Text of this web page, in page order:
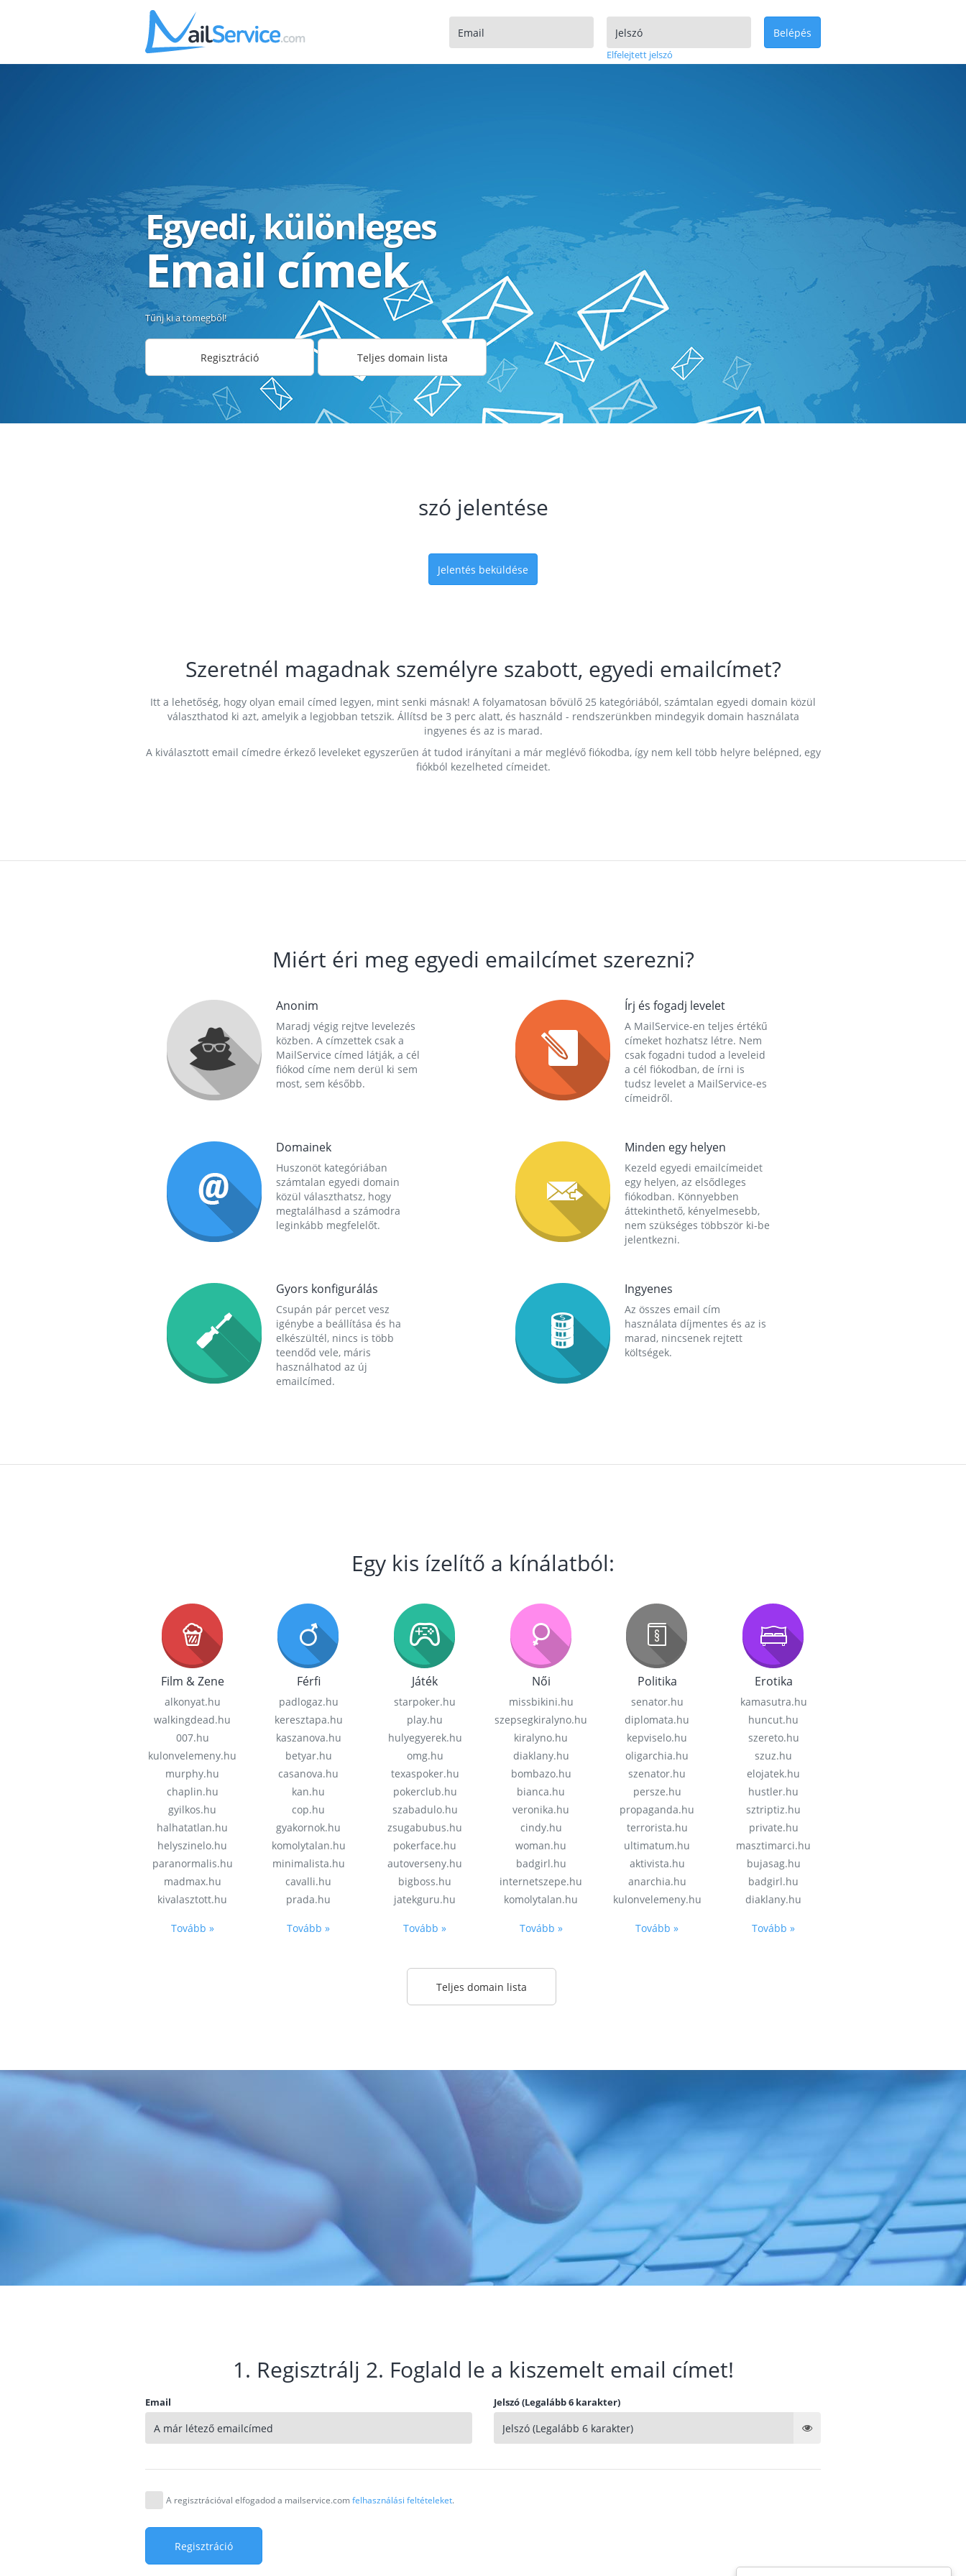
Elfelejtett jelszó
Belépés
Egyedi, különleges
Email címek
Tűnj ki a tömegből!
Regisztráció Teljes domain lista
szó jelentése
Jelentés beküldése
Szeretnél magadnak személyre szabott, egyedi emailcímet?
Itt a lehetőség, hogy olyan email címed legyen, mint senki másnak! A folyamatosan bővülő 25 kategóriából, számtalan egyedi domain közül
választhatod ki azt, amelyik a legjobban tetszik. Állítsd be 3 perc alatt, és használd - rendszerünkben mindegyik domain használata
ingyenes és az is marad.
A kiválasztott email címedre érkező leveleket egyszerűen át tudod irányítani a már meglévő fiókodba, így nem kell több helyre belépned, egy
fiókból kezelheted címeidet.
Miért éri meg egyedi emailcímet szerezni?
Anonim
Maradj végig rejtve levelezés
közben. A címzettek csak a
MailService címed látják, a cél
fiókod címe nem derül ki sem
most, sem később.
Írj és fogadj levelet
A MailService-en teljes értékű
címeket hozhatsz létre. Nem
csak fogadni tudod a leveleid
a cél fiókodban, de írni is
tudsz levelet a MailService-es
címeidről.
Domainek
Huszonöt kategóriában
számtalan egyedi domain
közül választhatsz, hogy
megtalálhasd a számodra
leginkább megfelelőt.
Minden egy helyen
Kezeld egyedi emailcímeidet
egy helyen, az elsődleges
fiókodban. Könnyebben
áttekinthető, kényelmesebb,
nem szükséges többször ki-be
jelentkezni.
Gyors konfigurálás
Csupán pár percet vesz
igénybe a beállítása és ha
elkészültél, nincs is több
teendőd vele, máris
használhatod az új
emailcímed.
Ingyenes
Az összes email cím
használata díjmentes és az is
marad, nincsenek rejtett
költségek.
Egy kis ízelítő a kínálatból:
Film & Zene
alkonyat.hu
walkingdead.hu
007.hu
kulonvelemeny.hu
murphy.hu
chaplin.hu
gyilkos.hu
halhatatlan.hu
helyszinelo.hu
paranormalis.hu
madmax.hu
kivalasztott.hu
Tovább »
Férfi
padlogaz.hu
keresztapa.hu
kaszanova.hu
betyar.hu
casanova.hu
kan.hu
cop.hu
gyakornok.hu
komolytalan.hu
minimalista.hu
cavalli.hu
prada.hu
Tovább »
Játék
starpoker.hu
play.hu
hulyegyerek.hu
omg.hu
texaspoker.hu
pokerclub.hu
szabadulo.hu
zsugabubus.hu
pokerface.hu
autoverseny.hu
bigboss.hu
jatekguru.hu
Tovább »
Női
missbikini.hu
szepsegkiralyno.hu
kiralyno.hu
diaklany.hu
bombazo.hu
bianca.hu
veronika.hu
cindy.hu
woman.hu
badgirl.hu
internetszepe.hu
komolytalan.hu
Tovább »
Politika
senator.hu
diplomata.hu
kepviselo.hu
oligarchia.hu
szenator.hu
persze.hu
propaganda.hu
terrorista.hu
ultimatum.hu
aktivista.hu
anarchia.hu
kulonvelemeny.hu
Tovább »
Erotika
kamasutra.hu
huncut.hu
szereto.hu
szuz.hu
elojatek.hu
hustler.hu
sztriptiz.hu
private.hu
masztimarci.hu
bujasag.hu
badgirl.hu
diaklany.hu
Tovább »
Teljes domain lista
1. Regisztrálj 2. Foglald le a kiszemelt email címet!
Email Jelszó (Legalább 6 karakter)
A regisztrációval elfogadod a mailservice.comfelhasználási feltételeket.
Regisztráció